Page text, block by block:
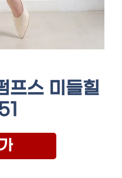
프스 미들힐